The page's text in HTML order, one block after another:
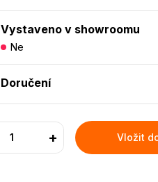
Vystaveno v showroomu
Ne
Doručení
+ Vložit